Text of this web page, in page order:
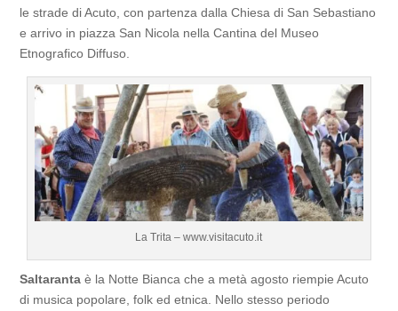
le strade di Acuto, con partenza dalla Chiesa di San Sebastiano
e arrivo in piazza San Nicola nella Cantina del Museo
Etnografico Diffuso.
La Trita – www.visitacuto.it
Saltaranta è la Notte Bianca che a metà agosto riempie Acuto
di musica popolare, folk ed etnica. Nello stesso periodo